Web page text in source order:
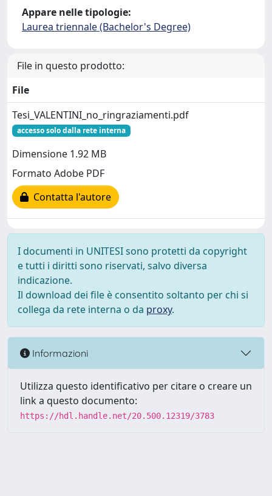
Appare nelle tipologie:
Laurea triennale (Bachelor's Degree)
File in questo prodotto:
File
Tesi_VALENTINI_no_ringraziamenti.pdf
accesso solo dalla rete interna
Dimensione 1.92 MB
Formato Adobe PDF
Contatta l'autore
I documenti in UNITESI sono protetti da copyright
e tutti i diritti sono riservati, salvo diversa
indicazione.
Il download dei file è consentito soltanto per chi si
collega da rete interna o da proxy.
Informazioni
Utilizza questo identificativo per citare o creare un
link a questo documento:
https://hdl.handle.net/20.500.12319/3783